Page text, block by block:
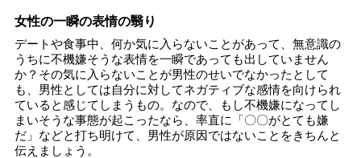
女性の一瞬の表情の翳り
デートや食事中、何か気に入らないことがあって、無意識の
うちに不機嫌そうな表情を一瞬であっても出していません
か？その気に入らないことが男性のせいでなかったとして
も、男性としては自分に対してネガティブな感情を向けられ
ていると感じてしまうもの。なので、もし不機嫌になってし
まいそうな事態が起こったなら、率直に「〇〇がとても嫌
だ」などと打ち明けて、男性が原因ではないことをきちんと
伝えましょう。